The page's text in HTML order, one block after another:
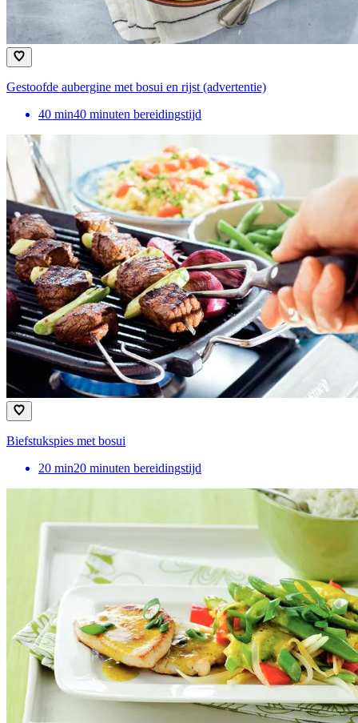
Gestoofde aubergine met bosui en rijst (advertentie)
40 min40 minuten bereidingstijd
Biefstukspies met bosui
20 min20 minuten bereidingstijd